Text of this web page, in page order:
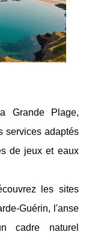
Grande Plage,
services adaptés
de jeux et eaux
les sites
Guérin, l'anse
cadre naturel